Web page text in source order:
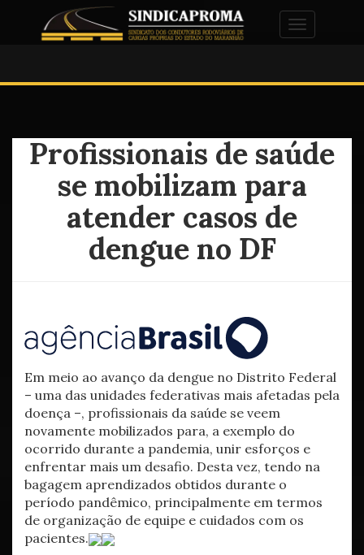
Alternar
Profissionais de saúde
se mobilizam para
atender casos de
dengue no DF
Em meio ao avanço da dengue no Distrito Federal
– uma das unidades federativas mais afetadas pela
doença –, profissionais da saúde se veem
novamente mobilizados para, a exemplo do
ocorrido durante a pandemia, unir esforços e
enfrentar mais um desafio. Desta vez, tendo na
bagagem aprendizados obtidos durante o
período pandêmico, principalmente em termos
de organização de equipe e cuidados com os
pacientes.